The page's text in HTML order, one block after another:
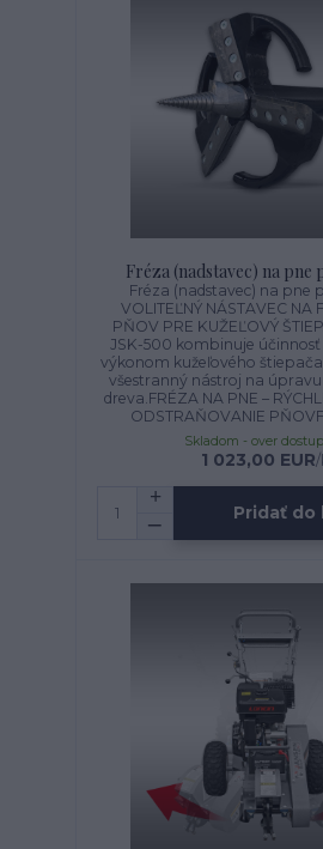
Fréza (nadstavec) na pne
Fréza (nadstavec) na pne
VOLITEĽNÝ NÁSTAVEC NA
PŇOV PRE KUŽEĽOVÝ
JSK-500 kombinuje účinnosť
výkonom kužeľového
všestranný nástroj na
dreva.FRÉZA NA PNE –
ODSTRAŇOVANIE
1 023,00 EUR/
Skladom - over
Pridať do